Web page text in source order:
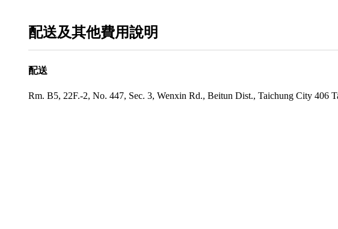
配送及其他費用說明
配送
Rm. B5, 22F.-2, No. 447, Sec. 3, Wenxin Rd., Beitun Dist., Taichung City 406